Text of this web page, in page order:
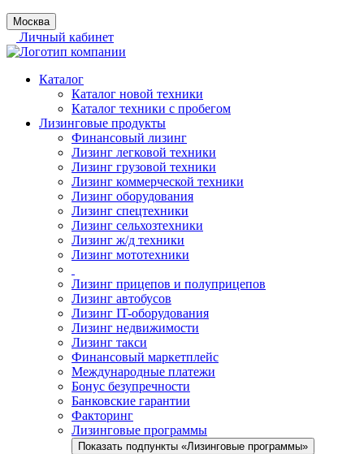
Москва
Личный кабинет
Каталог
Каталог новой техники
Каталог техники с пробегом
Лизинговые продукты
Финансовый лизинг
Лизинг легковой техники
Лизинг грузовой техники
Лизинг коммерческой техники
Лизинг оборудования
Лизинг спецтехники
Лизинг сельхозтехники
Лизинг ж/д техники
Лизинг мототехники
Лизинг прицепов и полуприцепов
Лизинг автобусов
Лизинг IT-оборудования
Лизинг недвижимости
Лизинг такси
Финансовый маркетплейс
Международные платежи
Бонус безупречности
Банковские гарантии
Факторинг
Лизинговые программы
Показать подпункты «Лизинговые программы»